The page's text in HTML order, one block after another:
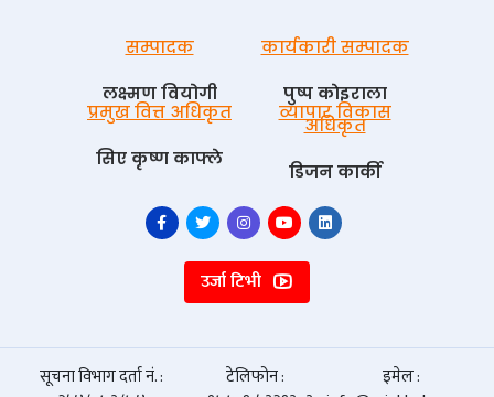
सम्पादक
लक्ष्मण वियोगी
कार्यकारी सम्पादक
पुष्प काेइराला
प्रमुख वित्त अधिकृत
सिए कृष्ण काफ्ले
व्यापार विकास
अधिकृत
डिजन कार्की
उर्जा टिभी
सूचना विभाग दर्ता नं. :
टेलिफोन :
इमेल :